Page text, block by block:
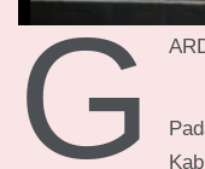
G